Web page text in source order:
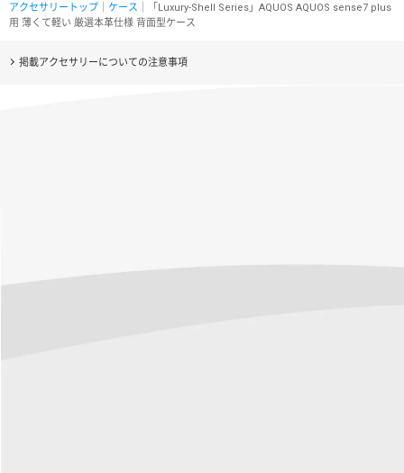
アクセサリートップ ケース ｜「Luxury-Shell Series」AQUOS AQUOS sense7 plus
用 薄くて軽い 厳選本革仕様 背面型ケース
掲載アクセサリーについての注意事項